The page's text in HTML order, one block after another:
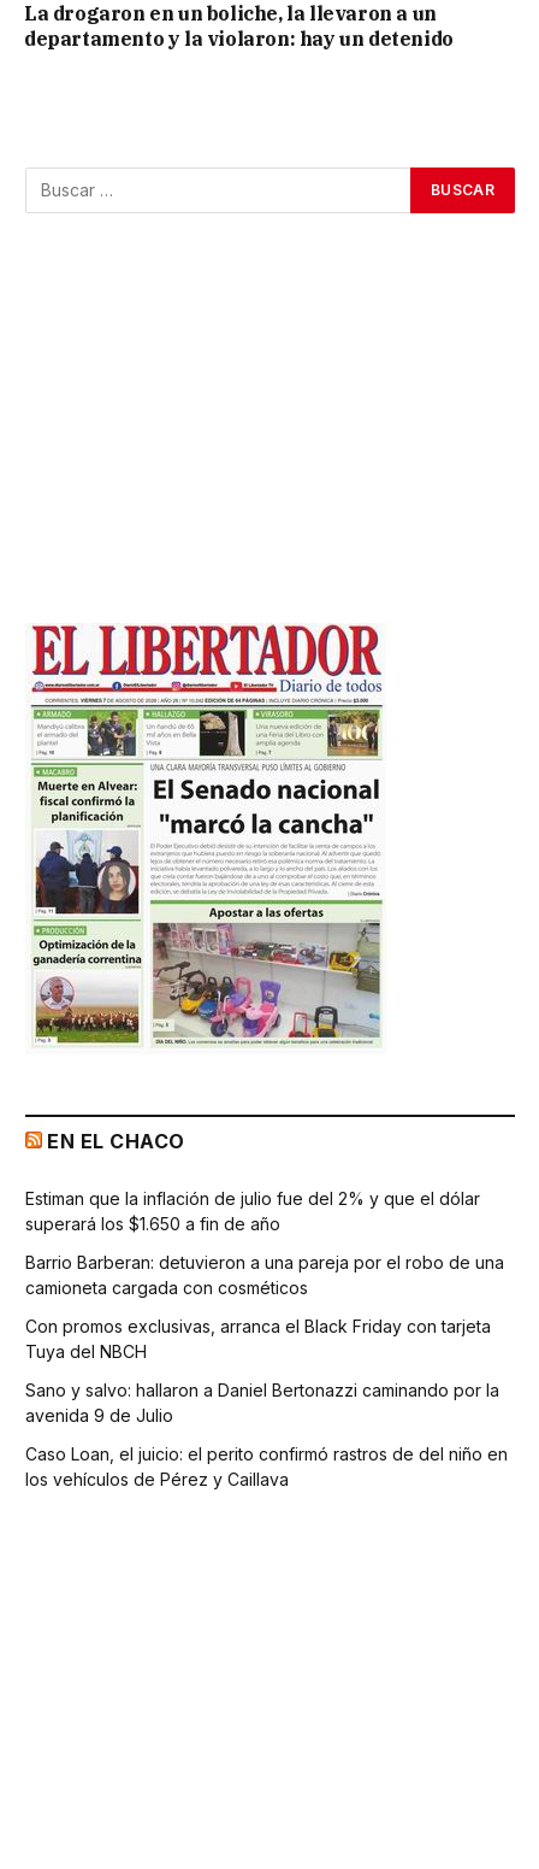
La drogaron en un boliche, la llevaron a un
departamento y la violaron: hay un detenido
EN EL CHACO
Estiman que la inflación de julio fue del 2% y que el dólar
superará los $1.650 a fin de año
Barrio Barberan: detuvieron a una pareja por el robo de una
camioneta cargada con cosméticos
Con promos exclusivas, arranca el Black Friday con tarjeta
Tuya del NBCH
Sano y salvo: hallaron a Daniel Bertonazzi caminando por la
avenida 9 de Julio
Caso Loan, el juicio: el perito confirmó rastros de del niño en
los vehículos de Pérez y Caillava